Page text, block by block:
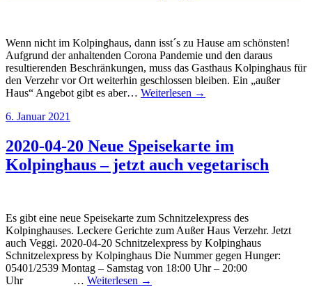
Wenn nicht im Kolpinghaus, dann isst´s zu Hause am schönsten!
Aufgrund der anhaltenden Corona Pandemie und den daraus
resultierenden Beschränkungen, muss das Gasthaus Kolpinghaus für
den Verzehr vor Ort weiterhin geschlossen bleiben. Ein „außer
Haus“ Angebot gibt es aber… Weiterlesen →
6. Januar 2021
2020-04-20 Neue Speisekarte im
Kolpinghaus – jetzt auch vegetarisch
Es gibt eine neue Speisekarte zum Schnitzelexpress des
Kolpinghauses. Leckere Gerichte zum Außer Haus Verzehr. Jetzt
auch Veggi. 2020-04-20 Schnitzelexpress by Kolpinghaus
Schnitzelexpress by Kolpinghaus Die Nummer gegen Hunger:
05401/2539 Montag – Samstag von 18:00 Uhr – 20:00
Uhr … Weiterlesen →